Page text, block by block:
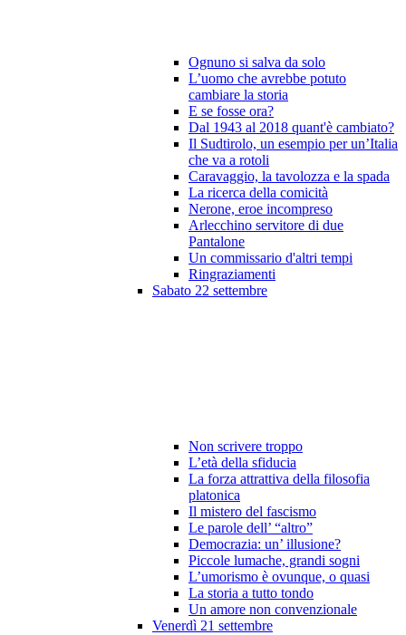
Ognuno si salva da solo
L’uomo che avrebbe potuto
cambiare la storia
E se fosse ora?
Dal 1943 al 2018 quant'è cambiato?
Il Sudtirolo, un esempio per un’Italia
che va a rotoli
Caravaggio, la tavolozza e la spada
La ricerca della comicità
Nerone, eroe incompreso
Arlecchino servitore di due
Pantalone
Un commissario d'altri tempi
Ringraziamenti
Sabato 22 settembre
Non scrivere troppo
L’età della sfiducia
La forza attrattiva della filosofia
platonica
Il mistero del fascismo
Le parole dell’ “altro”
Democrazia: un’ illusione?
Piccole lumache, grandi sogni
L’umorismo è ovunque, o quasi
La storia a tutto tondo
Un amore non convenzionale
Venerdì 21 settembre